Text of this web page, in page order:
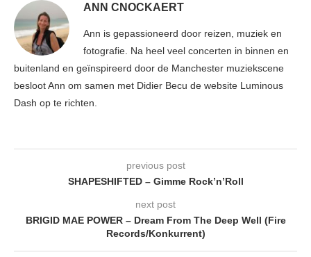
ANN CNOCKAERT
Ann is gepassioneerd door reizen, muziek en
fotografie. Na heel veel concerten in binnen en
buitenland en geïnspireerd door de Manchester muziekscene
besloot Ann om samen met Didier Becu de website Luminous
Dash op te richten.
previous post
SHAPESHIFTED – Gimme Rock’n’Roll
next post
BRIGID MAE POWER – Dream From The Deep Well (Fire
Records/Konkurrent)